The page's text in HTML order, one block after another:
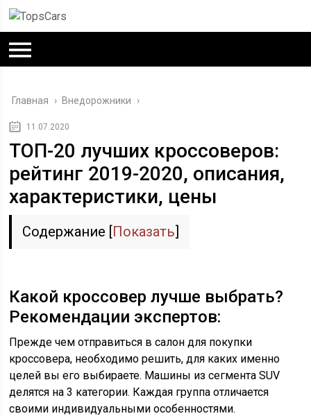
Главная › Внедорожники ›
11.07.2020
ТОП-20 лучших кроссоверов:
рейтинг 2019-2020, описания,
характеристики, цены
Содержание [Показать]
Какой кроссовер лучше выбрать?
Рекомендации экспертов:
Прежде чем отправиться в салон для покупки
кроссовера, необходимо решить, для каких именно
целей вы его выбираете. Машины из сегмента SUV
делятся на 3 категории. Каждая группа отличается
своими индивидуальными особенностями.